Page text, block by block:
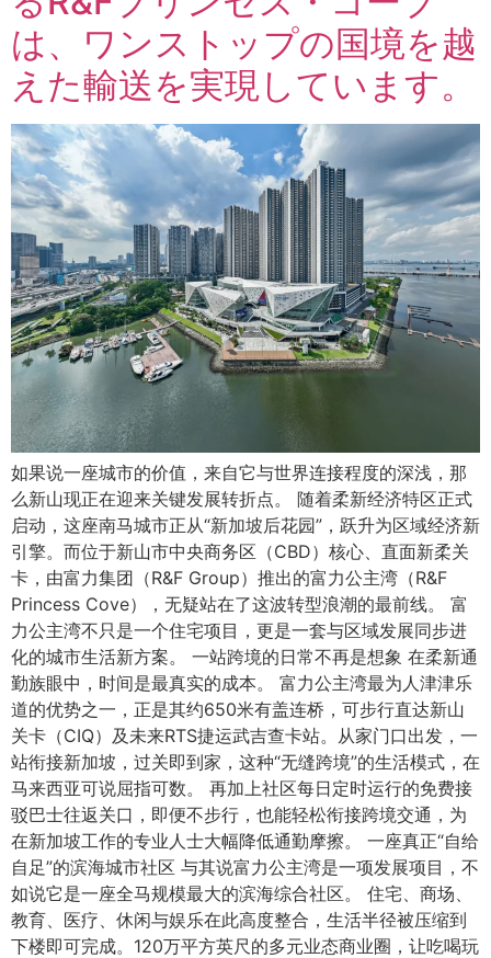
は、ワンストップの国境を越
えた輸送を実現しています。
如果说一座城市的价值，来自它与世界连接程度的深浅，那
么新山现正在迎来关键发展转折点。 随着柔新经济特区正式
启动，这座南马城市正从“新加坡后花园”，跃升为区域经济新
引擎。而位于新山市中央商务区（CBD）核心、直面新柔关
卡，由富力集团（R&F Group）推出的富力公主湾（R&F
Princess Cove），无疑站在了这波转型浪潮的最前线。 富
力公主湾不只是一个住宅项目，更是一套与区域发展同步进
化的城市生活新方案。 一站跨境的日常不再是想象 在柔新通
勤族眼中，时间是最真实的成本。 富力公主湾最为人津津乐
道的优势之一，正是其约650米有盖连桥，可步行直达新山
关卡（CIQ）及未来RTS捷运武吉查卡站。从家门口出发，一
站衔接新加坡，过关即到家，这种“无缝跨境”的生活模式，在
马来西亚可说屈指可数。 再加上社区每日定时运行的免费接
驳巴士往返关口，即便不步行，也能轻松衔接跨境交通，为
在新加坡工作的专业人士大幅降低通勤摩擦。 一座真正“自给
自足”的滨海城市社区 与其说富力公主湾是一项发展项目，不
如说它是一座全马规模最大的滨海综合社区。 住宅、商场、
教育、医疗、休闲与娱乐在此高度整合，生活半径被压缩到
下楼即可完成。120万平方英尺的多元业态商业圈，让吃喝玩